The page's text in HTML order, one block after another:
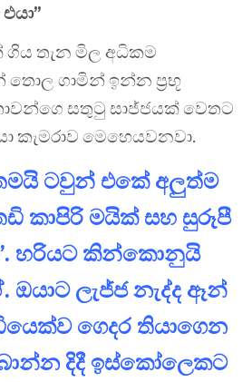
ගිය තැන මිල අධිකම
ගාමින් ඉන්න ප්‍රභූ
සතුටු සාජ්ජයක් වෙතට
කැමරාව මෙහෙයවනවා.
ටවුන් එකේ අලුත්ම
කාපිරි මයික් සහ සුරූපී
හරියට කින්කොනුයි
ලැජ්ජ නැද්ද ඈන්
ගෙදර තියාගෙන
දිදී ඉස්කෝලෙකට